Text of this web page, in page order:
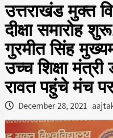
उत्तराखंड मुक्त
दीक्षा समारोह
गुरमीत सिंह
उच्च शिक्षा
रावत पहुंचे मंच
December 28, 2021